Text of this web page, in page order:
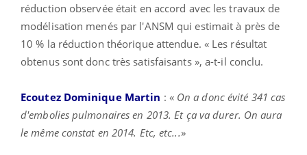
réduction observée était en accord avec les travaux de
modélisation menés par l'ANSM qui estimait à près de
10 % la réduction théorique attendue. « Les résultat
obtenus sont donc très satisfaisants », a-t-il conclu.
Ecoutez Dominique Martin : « On a donc évité 341 cas
d'embolies pulmonaires en 2013. Et ça va durer. On aura
le même constat en 2014. Etc, etc...»